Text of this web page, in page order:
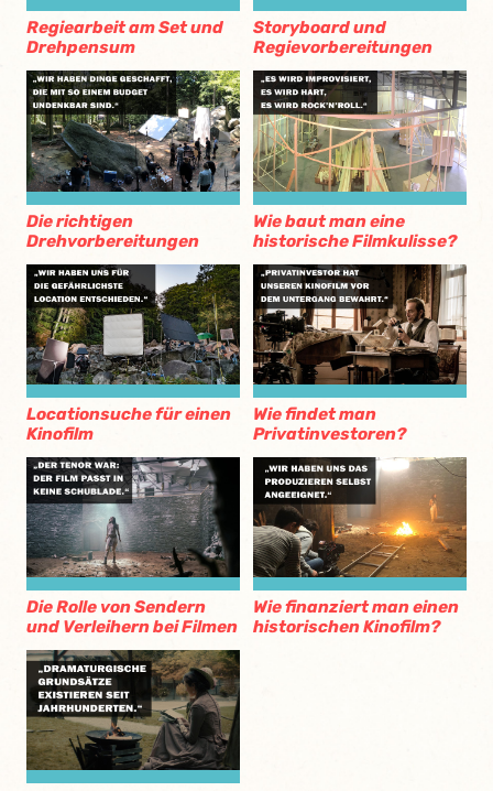
Regiearbeit am Set und
Drehpensum
Storyboard und
Regievorbereitungen
Die richtigen
Drehvorbereitungen
Wie baut man eine
historische Filmkulisse?
Locationsuche für einen
Kinofilm
Wie findet man
Privatinvestoren?
Die Rolle von Sendern
und Verleihern bei Filmen
Wie finanziert man einen
historischen Kinofilm?